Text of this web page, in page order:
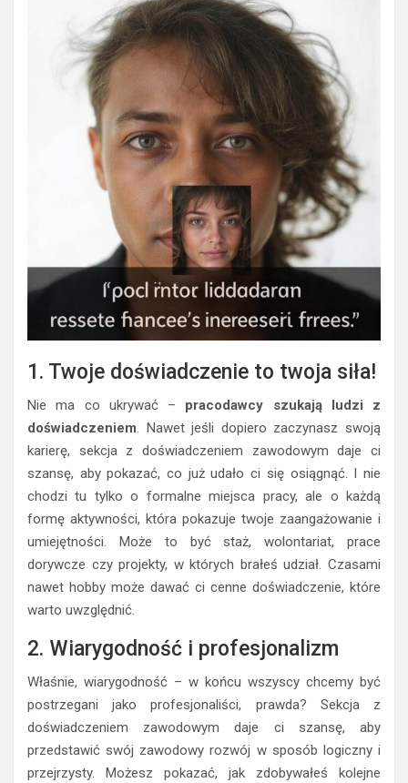
1. Twoje doświadczenie to twoja siła!
Nie ma co ukrywać – pracodawcy szukają ludzi z
doświadczeniem. Nawet jeśli dopiero zaczynasz swoją
karierę, sekcja z doświadczeniem zawodowym daje ci
szansę, aby pokazać, co już udało ci się osiągnąć. I nie
chodzi tu tylko o formalne miejsca pracy, ale o każdą
formę aktywności, która pokazuje twoje zaangażowanie i
umiejętności. Może to być staż, wolontariat, prace
dorywcze czy projekty, w których brałeś udział. Czasami
nawet hobby może dawać ci cenne doświadczenie, które
warto uwzględnić.
2. Wiarygodność i profesjonalizm
Właśnie, wiarygodność – w końcu wszyscy chcemy być
postrzegani jako profesjonaliści, prawda? Sekcja z
doświadczeniem zawodowym daje ci szansę, aby
przedstawić swój zawodowy rozwój w sposób logiczny i
przejrzysty. Możesz pokazać, jak zdobywałeś kolejne